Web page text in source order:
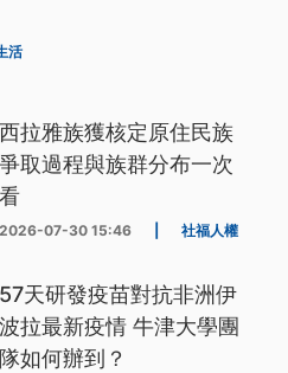
活
西拉雅族獲核定原住民族
爭取過程與族群分布一次
看
2026-07-30 15:46 社福人權
57天研發疫苗對抗非洲伊
波拉最新疫情 牛津大學團
隊如何辦到？